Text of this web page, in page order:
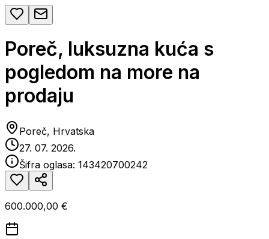
Poreč, luksuzna kuća s
pogledom na more na
prodaju
Poreč, Hrvatska
27. 07. 2026.
Šifra oglasa: 143420700242
600.000,00 €